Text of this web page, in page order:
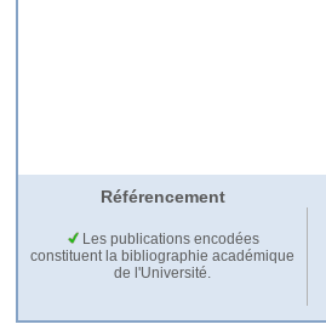
Référencement
Les publications encodées
constituent la bibliographie académique
de l'Université.